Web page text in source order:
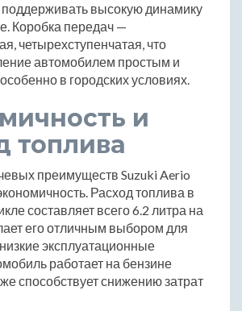
поддерживать высокую динамику
Коробка передач —
четырехступенчатая, что
автомобилем простым и
в городских условиях.
и
топлива
преимуществ Suzuki Aerio
Расход топлива в
составляет всего 6.2 литра на
его отличным выбором для
эксплуатационные
работает на бензине
способствует снижению затрат